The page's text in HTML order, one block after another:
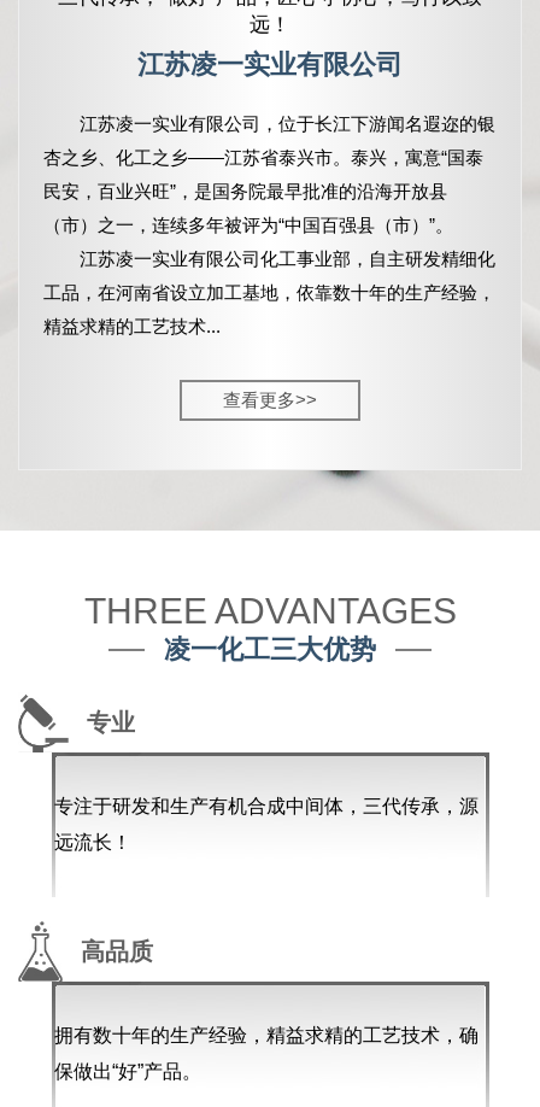
远！
江苏凌一实业有限公司
江苏凌一实业有限公司， 位于长江下游闻名遐迩的银
杏之乡、化工之乡——江苏省泰兴市。泰兴，寓意“国泰
民安，百业兴旺”，是国务院最早批准的沿海开放县
（市）之一，连续多年被评为“中国百强县（市）”。
江苏凌一实业有限公司化工事业部，自主研发精细化
工品，在河南省设立加工基地，依靠数十年的生产经验，
精益求精的工艺技术...
查看更多>>
THREE ADVANTAGES
凌一化工三大优势
专业
专注于研发和生产有机合成中间体，三代传承，源
远流长！
高品质
拥有数十年的生产经验，精益求精的工艺技术，确
保做出“好”产品。